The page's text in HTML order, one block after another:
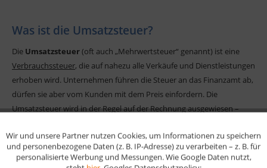
Was ist die Umsatzsteuer?
Die Umsatzsteuer(oft auch „Mehrwertsteuer“ genannt) ist eine
Verbrauchssteuer, die auf nahezu alle Verkäufe und Dienstleistungen
erhoben wird. Unternehmen führen die Steuer an das Finanzamt ab,
dürfen sie aber vom Kunden mit dem Preis einfordern. Die
Umsatzsteuer wird in der Regel auf der Rechnung ausgewiesen –
Funktionale Aktiv
Wir und unsere Partner nutzen Cookies, um Informationen zu speichern
und personenbezogene Daten (z. B. IP-Adresse) zu verarbeiten – z. B. für
personalisierte Werbung und Messungen. Wie Google Daten nutzt,